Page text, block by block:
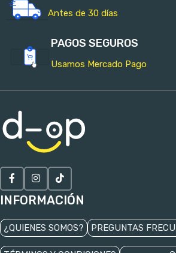
Antes de 30 días
PAGOS SEGUROS
Usamos Mercado Pago
INFORMACIÓN
¿QUIENES SOMOS? PREGUNTAS